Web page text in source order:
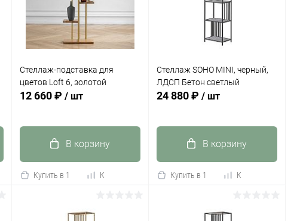
Стеллаж-подставка для
цветов Loft 6, золотой
12 660 ₽ / шт
В корзину
Купить в 1
клик
К
сравнению
Стеллаж SOHO MINI, черный,
ЛДСП Бетон светлый
24 880 ₽ / шт
В корзину
Купить в 1
клик
К
сравнению